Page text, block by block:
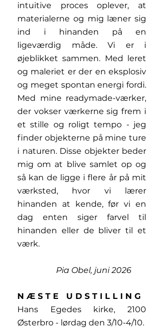
intuitive proces oplever, at
materialerne og mig læner sig
ind i hinanden på en
ligeværdig måde. Vi er i
øjeblikket sammen. Med leret
og maleriet er der en eksplosiv
og meget spontan energi fordi.
Med mine readymade-værker,
der vokser værkerne sig frem i
et stille og roligt tempo - jeg
finder objekterne på mine ture
i naturen. Disse objekter beder
mig om at blive samlet op og
så kan de ligge i flere år på mit
værksted, hvor vi lærer
hinanden at kende, før vi en
dag enten siger farvel til
hinanden eller de bliver til et
værk.
Pia Obel, juni 2026
N Æ S T E U D S T I L L I N G
Hans Egedes kirke, 2100
Østerbro - lørdag den 3/10-4/10.